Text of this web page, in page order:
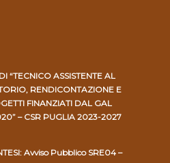
“TECNICO ASSISTENTE AL
RENDICONTAZIONE E
FINANZIATI DAL GAL
– CSR PUGLIA 2023-2027
Avviso Pubblico SRE04 –